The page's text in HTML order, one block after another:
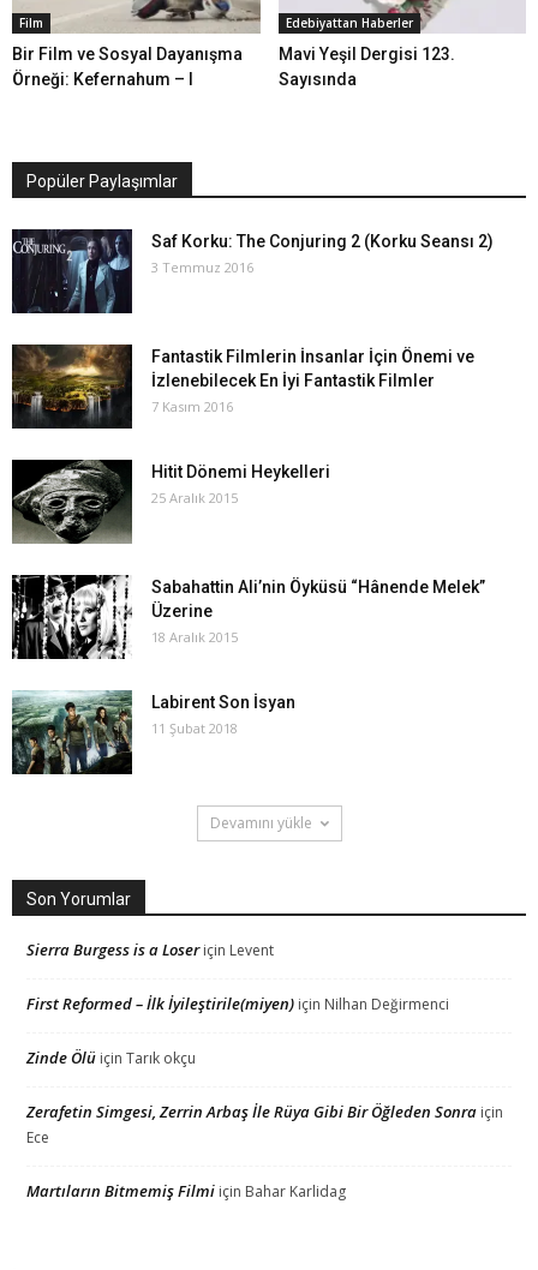
Film
Bir Film ve Sosyal Dayanışma
Örneği: Kefernahum – I
Edebiyattan Haberler
Mavi Yeşil Dergisi 123.
Sayısında
Popüler Paylaşımlar
Saf Korku: The Conjuring 2 (Korku Seansı 2)
3 Temmuz 2016
Fantastik Filmlerin İnsanlar İçin Önemi ve
İzlenebilecek En İyi Fantastik Filmler
7 Kasım 2016
Hitit Dönemi Heykelleri
25 Aralık 2015
Sabahattin Ali’nin Öyküsü “Hânende Melek”
Üzerine
18 Aralık 2015
Labirent Son İsyan
11 Şubat 2018
Devamını yükle
Son Yorumlar
Sierra Burgess is a Loseriçin Levent
First Reformed – İlk İyileştirile(miyen) için Nilhan Değirmenci
Zinde Ölü için Tarık okçu
Zerafetin Simgesi, Zerrin Arbaş İle Rüya Gibi Bir Öğleden Sonra için
Ece
Martıların Bitmemiş Filmi için Bahar Karlidag